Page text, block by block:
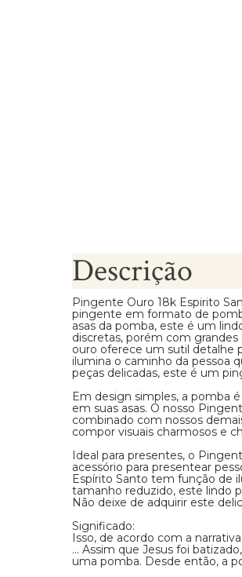
Descrição
Pingente Ouro 18k Espirito
pingente em formato de
asas da pomba, este é um
discretas, porém com
ouro oferece um sutil detalhe
ilumina o caminho da pessoa
peças delicadas, este é um
Em design simples, a pomba
em suas asas. O nosso
combinado com nossos
compor visuais charmosos e
Ideal para presentes, o
acessório para presentear
Espírito Santo tem função de
tamanho reduzido, este lindo
Não deixe de adquirir este
Significado:
Isso, de acordo com a
... Assim que Jesus foi
uma pomba. Desde então, a